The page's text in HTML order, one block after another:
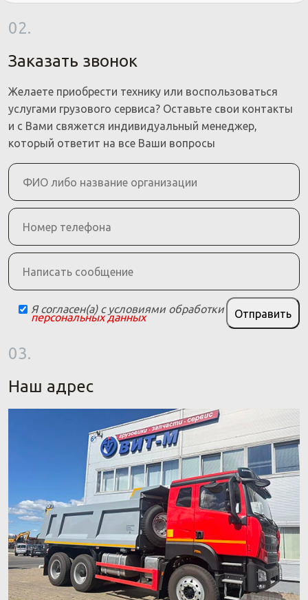
02.
Заказать звонок
Желаете приобрести технику или воспользоваться
услугами грузового сервиса? Оставьте свои контакты
и с Вами свяжется индивидуальный менеджер,
который ответит на все Ваши вопросы
Я согласен(а) с условиями обработки
персональных данных Отправить
03.
Наш адрес